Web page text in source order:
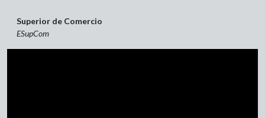
Superior de Comercio
ESupCom